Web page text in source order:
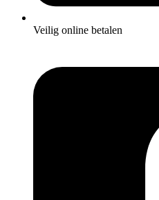
Veilig online betalen